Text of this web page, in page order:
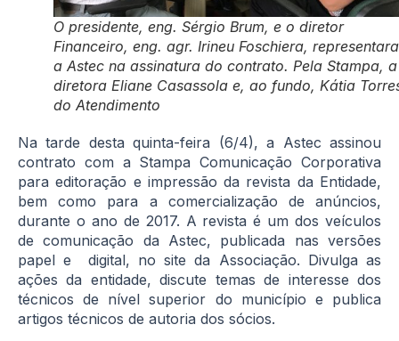
O presidente, eng. Sérgio Brum, e o diretor
Financeiro, eng. agr. Irineu Foschiera,
a Astec na assinatura do contrato. Pela Stampa, a
diretora Eliane Casassola e, ao fundo, Kátia
do Atendimento
Na tarde desta quinta-feira (6/4), a Astec assinou
contrato com a Stampa Comunicação Corporativa
para editoração e impressão da revista da Entidade,
bem como para a comercialização de anúncios,
durante o ano de 2017. A revista é um dos veículos
de comunicação da Astec, publicada nas versões
papel e digital, no site da Associação. Divulga as
ações da entidade, discute temas de interesse dos
técnicos de nível superior do município e publica
artigos técnicos de autoria dos sócios.